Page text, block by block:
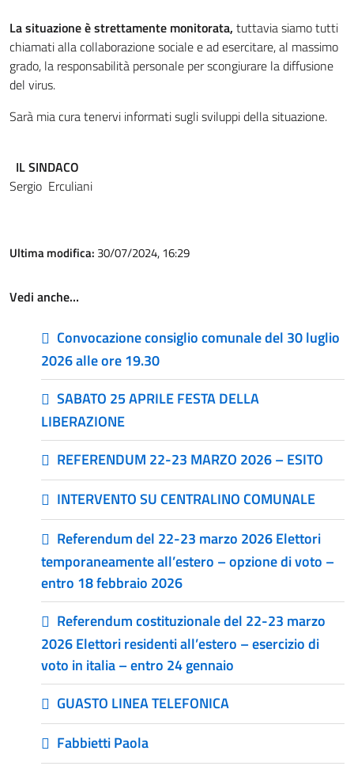
La situazione è strettamente monitorata, tuttavia siamo tutti
chiamati alla collaborazione sociale e ad esercitare, al massimo
grado, la responsabilità personale per scongiurare la diffusione
del virus.
Sarà mia cura tenervi informati sugli sviluppi della situazione.
IL SINDACO
Sergio Erculiani
Ultima modifica: 30/07/2024, 16:29
Vedi anche…
Convocazione consiglio comunale del 30 luglio
2026 alle ore 19.30
SABATO 25 APRILE FESTA DELLA
LIBERAZIONE
REFERENDUM 22-23 MARZO 2026 – ESITO
INTERVENTO SU CENTRALINO COMUNALE
Referendum del 22-23 marzo 2026 Elettori
temporaneamente all’estero – opzione di voto –
entro 18 febbraio 2026
Referendum costituzionale del 22-23 marzo
2026 Elettori residenti all’estero – esercizio di
voto in italia – entro 24 gennaio
GUASTO LINEA TELEFONICA
Fabbietti Paola